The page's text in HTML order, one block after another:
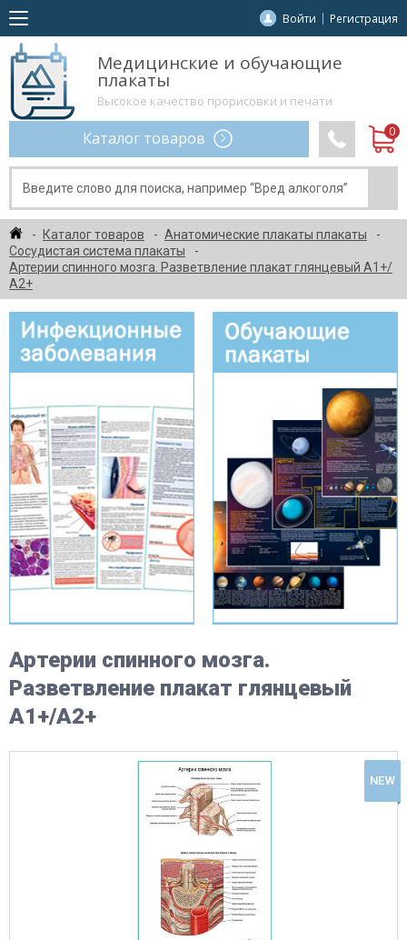
Войти Регистрация
Медицинские и обучающие
плакаты
Высокое качество прорисовки и печати
Каталог товаров
Каталог товаров
Анатомические плакаты плакаты
Сосудистая система плакаты
Артерии спинного мозга. Разветвление плакат глянцевый А1+/
А2+
Артерии спинного мозга.
Разветвление плакат глянцевый
А1+/А2+
NEW